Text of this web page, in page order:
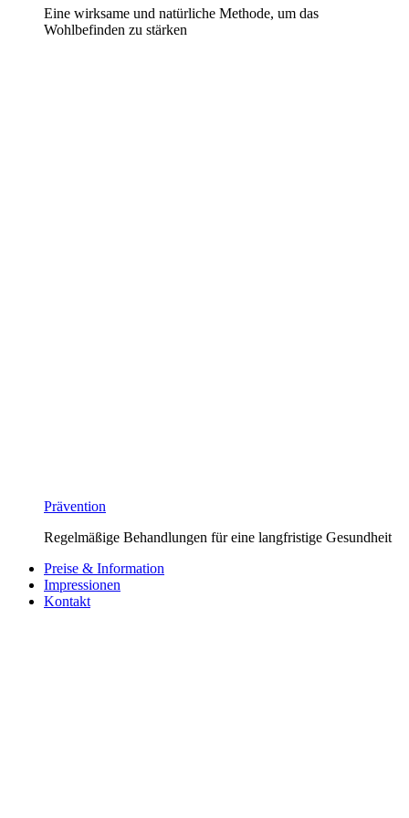
Eine wirksame und natürliche Methode, um das
Wohlbefinden zu stärken
Prävention
Regelmäßige Behandlungen für eine langfristige Gesundheit
Preise & Information
Impressionen
Kontakt